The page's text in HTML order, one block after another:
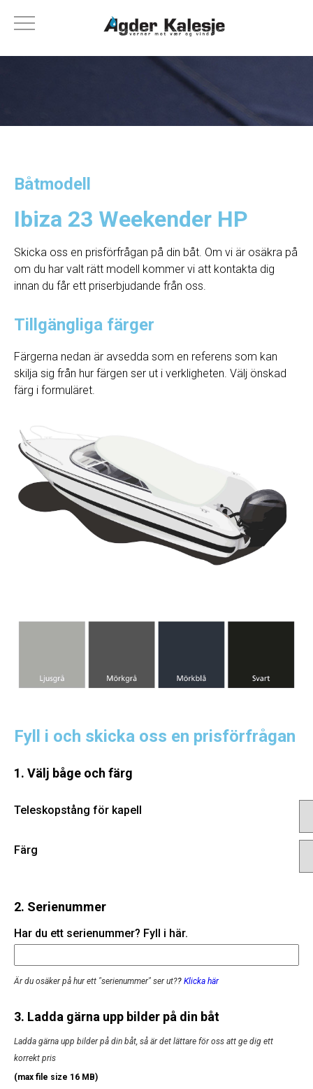
Båtmodell
Ibiza 23 Weekender HP
Skicka oss en prisförfrågan på din båt. Om vi ​​är osäkra på
om du har valt rätt modell kommer vi att kontakta dig
innan du får ett priserbjudande från oss.
Tillgängliga färger
Färgerna nedan är avsedda som en referens som kan
skilja sig från hur färgen ser ut i verkligheten. Välj önskad
färg i formuläret.
Fyll i och skicka oss en prisförfrågan
1. Välj båge och färg
Teleskopstång för kapell
Färg
2. Serienummer
Har du ett serienummer? Fyll i här.
Är du osäker på hur ett "serienummer" ser ut?? Klicka här
3. Ladda gärna upp bilder på din båt
Ladda gärna upp bilder på din båt, så är det lättare för oss att ge dig ett
korrekt pris
(max file size 16 MB)